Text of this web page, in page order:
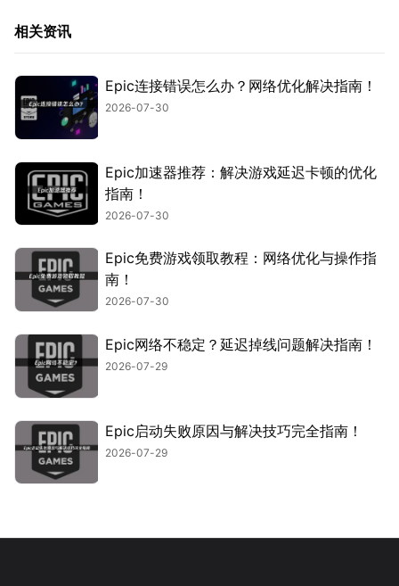
相关资讯
Epic连接错误怎么办？网络优化解决指南！
2026-07-30
Epic加速器推荐：解决游戏延迟卡顿的优化
指南！
2026-07-30
Epic免费游戏领取教程：网络优化与操作指
南！
2026-07-30
Epic网络不稳定？延迟掉线问题解决指南！
2026-07-29
Epic启动失败原因与解决技巧完全指南！
2026-07-29